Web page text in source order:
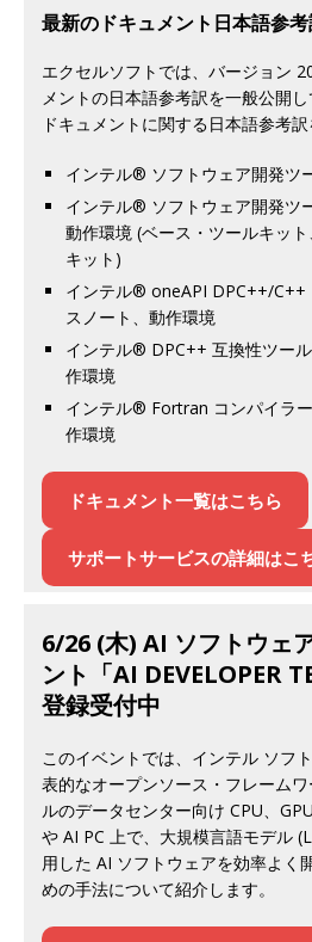
最新のドキュメント日本語参
エクセルソフトでは、バージョン
メントの日本語参考訳を一般公開
ドキュメントに関する日本語参考
インテル® ソフトウェア開発ツ
インテル® ソフトウェア開発ツ
動作環境 (ベース・ツールキッ
キット)
インテル® oneAPI DPC++/C++
スノート、動作環境
インテル® DPC++ 互換性ツー
作環境
インテル® Fortran コンパイラ
作環境
ドキュメント一覧はこちら
サポートサービスの詳細はこ
6/26 (木) AI ソフトウェ
ント「AI DEVELOPER
登録受付中
このイベントでは、インテル ソフ
表的なオープンソース・フレーム
ルのデータセンター向け CPU、
や AI PC 上で、大規模言語モデル
用した AI ソフトウェアを効率よく
めの手法について紹介します。